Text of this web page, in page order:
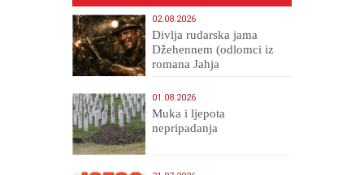
02.08.2026
Divlja rudarska jama
Džehennem (odlomci iz
romana Jahja
01.08.2026
Muka i ljepota
nepripadanja